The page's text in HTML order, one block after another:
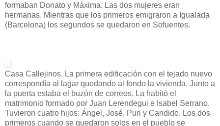
formaban Donato y Máxima. Las dos mujeres eran
hermanas. Mientras que los primeros emigraron a Igualada
(Barcelona) los segundos se quedaron en Sofuentes.
Casa Callejinos. La primera edificación con el tejado nuevo
correspondía al lagar quedando al fondo la vivienda. Junto a
la puerta estaba el buzón de correos. La habitó el
matrimonio formado por Juan Lerendegui e Isabel Serrano.
Tuvieron cuatro hijos: Ángel, José, Puri y Candido. Los dos
primeros cuando se quedaron solos en el pueblo se